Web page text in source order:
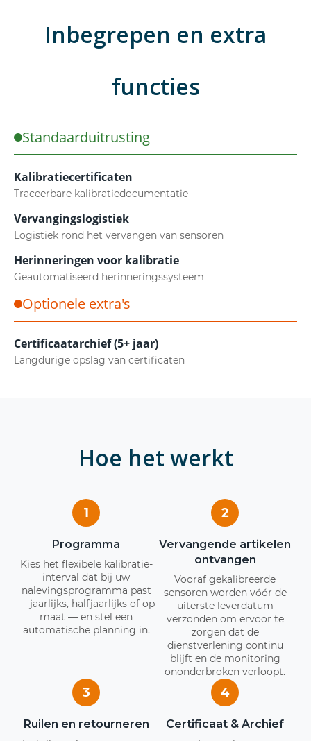
Inbegrepen en extra
functies
Standaarduitrusting
Kalibratiecertificaten
Traceerbare kalibratiedocumentatie
Vervangingslogistiek
Logistiek rond het vervangen van sensoren
Herinneringen voor kalibratie
Geautomatiseerd herinneringssysteem
Optionele extra's
Certificaatarchief (5+ jaar)
Langdurige opslag van certificaten
Hoe het werkt
1
Programma
Kies het flexibele kalibratie-
interval dat bij uw
nalevingsprogramma past
— jaarlijks, halfjaarlijks of op
maat — en stel een
automatische planning in.
2
Vervangende artikelen
ontvangen
Vooraf gekalibreerde
sensoren worden vóór de
uiterste leverdatum
verzonden om ervoor te
zorgen dat de
dienstverlening continu
blijft en de monitoring
ononderbroken verloopt.
3
Ruilen en retourneren
4
Certificaat & Archief